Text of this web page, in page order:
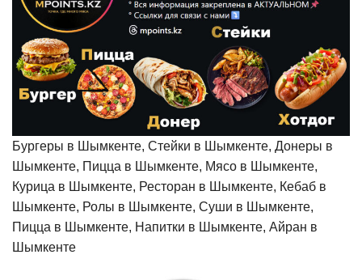
Бургеры в Шымкенте, Стейки в Шымкенте, Донеры в
Шымкенте, Пицца в Шымкенте, Мясо в Шымкенте,
Курица в Шымкенте, Ресторан в Шымкенте, Кебаб в
Шымкенте, Ролы в Шымкенте, Суши в Шымкенте,
Пицца в Шымкенте, Напитки в Шымкенте, Айран в
Шымкенте